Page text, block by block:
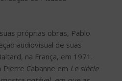
próprias obras, Pablo
audiovisual de suas
na França, em 1971.
Cabanne em Le siècle